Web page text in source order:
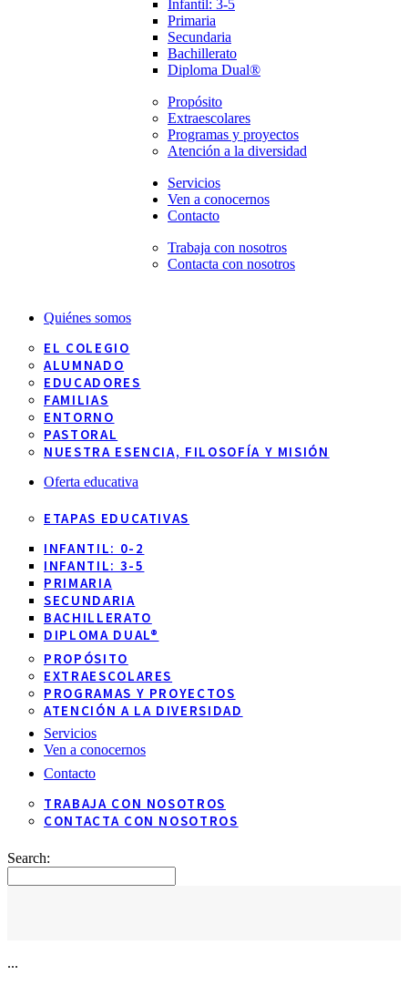
Infantil: 3-5
Primaria
Secundaria
Bachillerato
Diploma Dual®
Propósito
Extraescolares
Programas y proyectos
Atención a la diversidad
Servicios
Ven a conocernos
Contacto
Trabaja con nosotros
Contacta con nosotros
Quiénes somos
EL COLEGIO
ALUMNADO
EDUCADORES
FAMILIAS
ENTORNO
PASTORAL
NUESTRA ESENCIA, FILOSOFÍA Y MISIÓN
Oferta educativa
ETAPAS EDUCATIVAS
INFANTIL: 0-2
INFANTIL: 3-5
PRIMARIA
SECUNDARIA
BACHILLERATO
DIPLOMA DUAL®
PROPÓSITO
EXTRAESCOLARES
PROGRAMAS Y PROYECTOS
ATENCIÓN A LA DIVERSIDAD
Servicios
Ven a conocernos
Contacto
TRABAJA CON NOSOTROS
CONTACTA CON NOSOTROS
Search:
...